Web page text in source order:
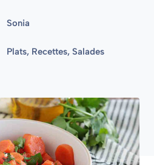
Sonia
Plats, Recettes, Salades